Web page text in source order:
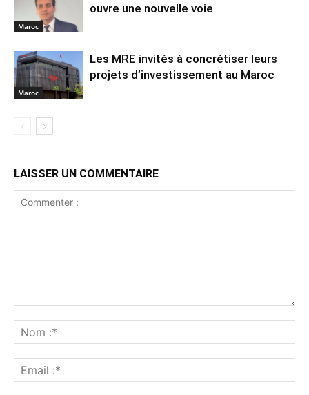
Maroc
ouvre une nouvelle voie
Maroc
Les MRE invités à concrétiser leurs
projets d’investissement au Maroc
LAISSER UN COMMENTAIRE